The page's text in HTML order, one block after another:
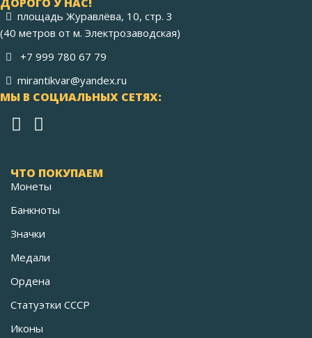
площадь Журавлёва, 10, стр. 3
(40 метров от м. Электрозаводская)
+7 999 780 67 79
mirantikvar@yandex.ru
МЫ В СОЦИАЛЬНЫХ СЕТЯХ:
ЧТО ПОКУПАЕМ
Монеты
Банкноты
Значки
Медали
Ордена
Статуэтки СССР
Иконы